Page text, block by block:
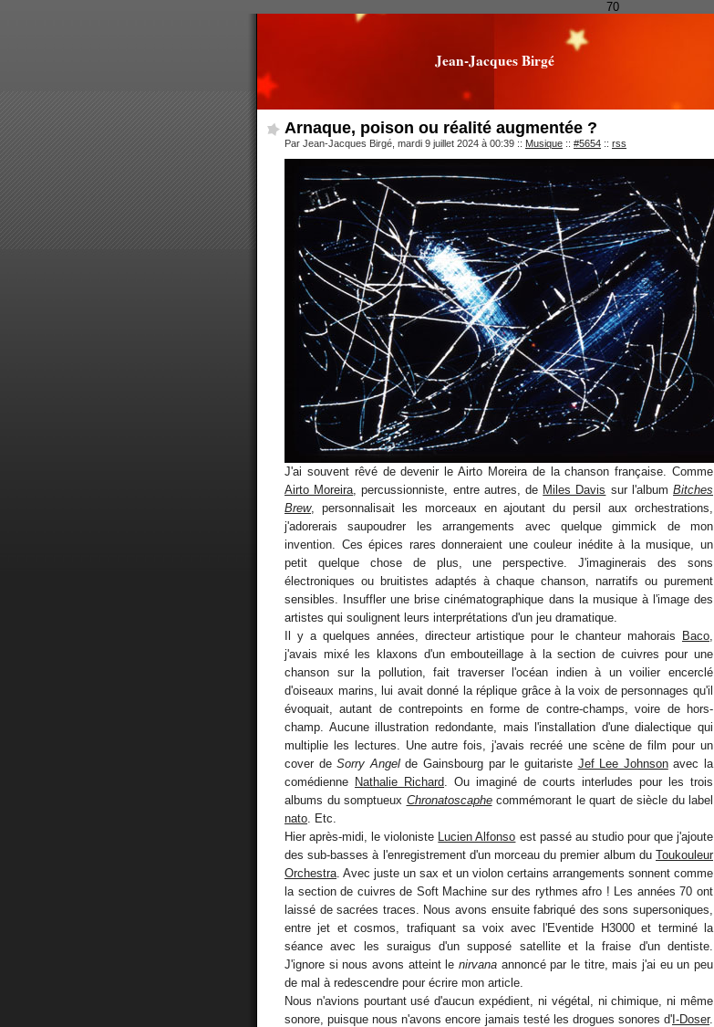
70
Jean-Jacques Birgé
Arnaque, poison ou réalité augmentée ?
Par Jean-Jacques Birgé, mardi 9 juillet 2024 à 00:39 :: Musique :: #5654 :: rss
J'ai souvent rêvé de devenir le Airto Moreira de la chanson française. Comme
Airto Moreira , percussionniste, entre autres, de Miles Davis sur l'albumBitches
Brew, personnalisait les morceaux en ajoutant du persil aux orchestrations,
j'adorerais saupoudrer les arrangements avec quelque gimmick de mon
invention. Ces épices rares donneraient une couleur inédite à la musique, un
petit quelque chose de plus, une perspective. J'imaginerais des sons
électroniques ou bruitistes adaptés à chaque chanson, narratifs ou purement
sensibles. Insuffler une brise cinématographique dans la musique à l'image des
artistes qui soulignent leurs interprétations d'un jeu dramatique.
Il y a quelques années, directeur artistique pour le chanteur mahorais
Baco
j'avais mixé les klaxons d'un embouteillage à la section de cuivres pour une
chanson sur la pollution, fait traverser l'océan indien à un voilier encerclé
d'oiseaux marins, lui avait donné la réplique grâce à la voix de personnages qu'il
évoquait, autant de contrepoints en forme de contre-champs, voire de hors-
champ. Aucune illustration redondante, mais l'installation d'une dialectique qui
multiplie les lectures. Une autre fois, j'avais recréé une scène de film pour un
cover deSorry Angelde Gainsbourg par le guitariste Jef Lee Johnsonavec la
comédienne Nathalie Richard . Ou imaginé de courts interludes pour les trois
albums du somptueux Chronatoscaphecommémorant le quart de siècle du label
nato . Etc.
Hier après-midi, le violoniste
Lucien Alfonso est passé au studio pour que j'ajoute
des sub-basses à l'enregistrement d'un morceau du premier album du Toukouleur
Orchestra . Avec juste un sax et un violon certains arrangements sonnent comme
la section de cuivres de Soft Machine sur des rythmes afro ! Les années 70 ont
laissé de sacrées traces. Nous avons ensuite fabriqué des sons supersoniques,
entre jet et cosmos, trafiquant sa voix avec l'Eventide H3000 et terminé la
séance avec les suraigus d'un supposé satellite et la fraise d'un dentiste.
J'ignore si nous avons atteint le nirvana annoncé par le titre, mais j'ai eu un peu
de mal à redescendre pour écrire mon article.
Nous n'avions pourtant usé d'aucun expédient, ni végétal, ni chimique, ni même
sonore, puisque nous n'avons encore jamais testé les drogues sonores d' I-Doser.